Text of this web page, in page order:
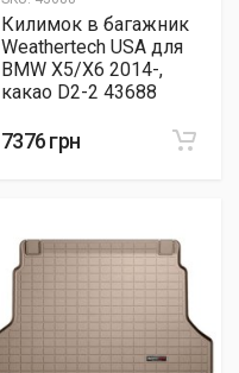
Килимок в багажник
Weathertech USA для
BMW X5/X6 2014-,
какао D2-2 43688
7376 грн